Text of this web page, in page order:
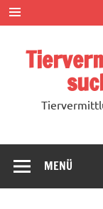
Zum
Inhalt
springen
MENÜ